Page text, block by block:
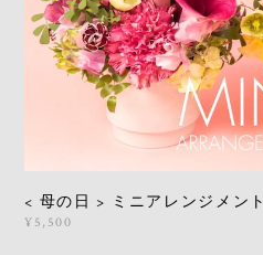
< 母の日 > ミニアレンジメント
¥5,500